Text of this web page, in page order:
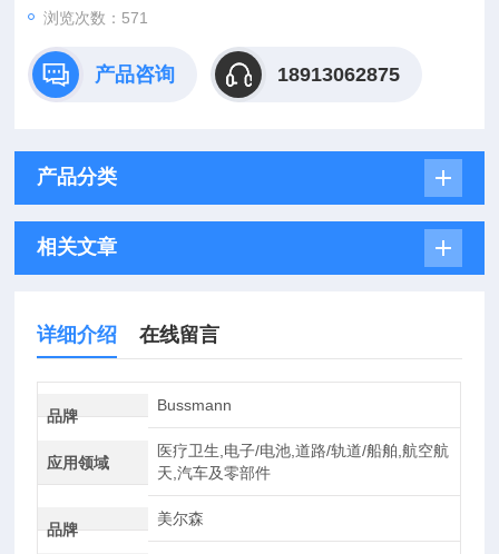
浏览次数：571
产品咨询 18913062875
产品分类
相关文章
详细介绍 在线留言
品牌
Bussmann
应用领域
医疗卫生,电子/电池,道路/轨道/船舶,航空航
天,汽车及零部件
品牌
美尔森